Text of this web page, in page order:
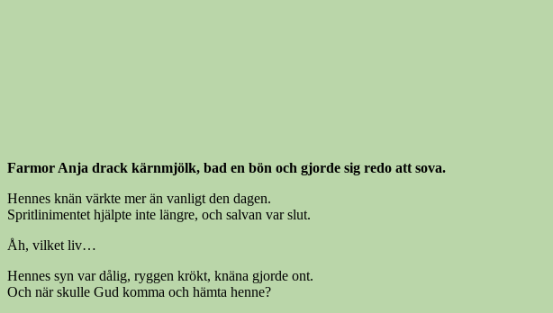
Farmor Anja drack kärnmjölk, bad en bön och gjorde sig redo att sova.
Hennes knän värkte mer än vanligt den dagen.
Spritlinimentet hjälpte inte längre, och salvan var slut.
Åh, vilket liv…
Hennes syn var dålig, ryggen krökt, knäna gjorde ont.
Och när skulle Gud komma och hämta henne?